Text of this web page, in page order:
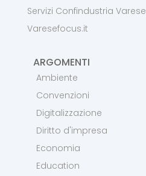
Servizi Confindustria Varese
Varesefocus.it
ARGOMENTI
Ambiente
Convenzioni
Digitalizzazione
Diritto d'impresa
Economia
Education